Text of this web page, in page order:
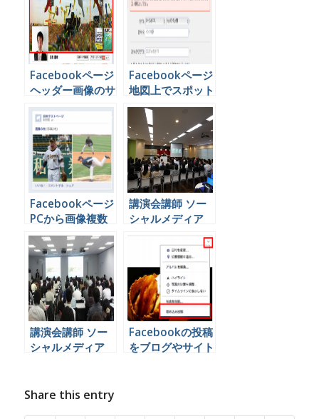
Facebookページ
ヘッダー画像のサ
イズは？
Facebookページ
地図上でスポット
の位置を修正する
方法
Facebookページ
PCから画像複数
アップ バラバラ
に表示される問題
を解決する
講演会講師 ソー
シャルメディア
講演会講師 ソー
シャルメディア
Facebookの投稿
をブログやサイト
Share this entry